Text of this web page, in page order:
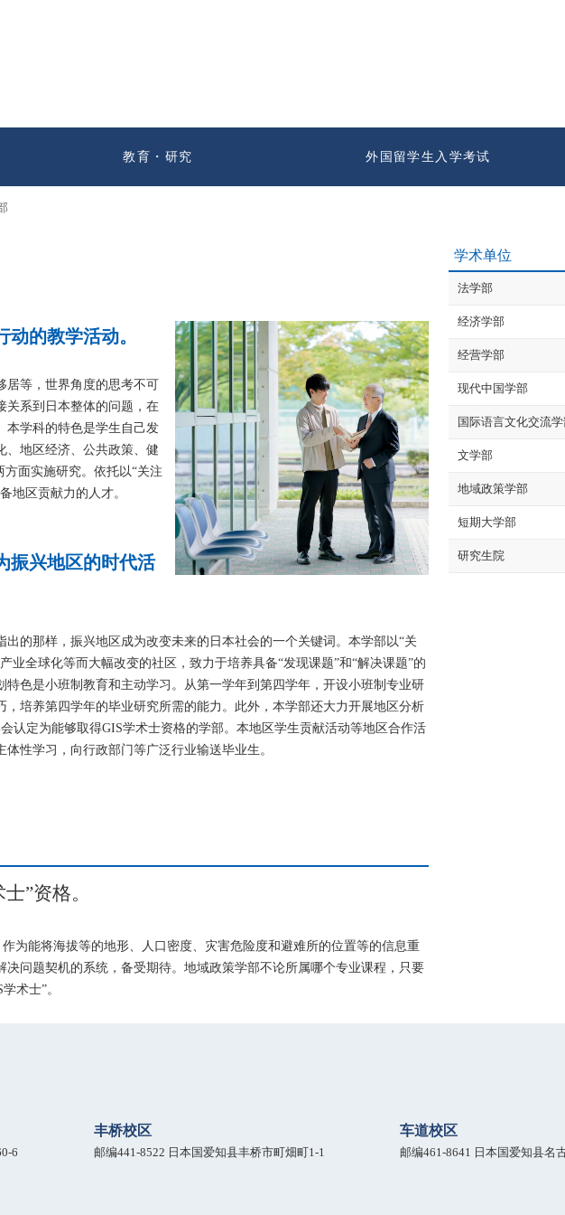
教育・研究 外国留学生入学考试
的教学活动。
居等，世界角度的思考不可
关系到日本整体的问题，在
本学科的特色是学生自己发
、地区经济、公共政策、健
面实施研究。依托以“关注
地区贡献力的人才。
振兴地区的时代活
的那样，振兴地区成为改变未来的日本社会的一个关键词。本学部以“关
业全球化等而大幅改变的社区，致力于培养具备“发现课题”和“解决课题”的
色是小班制教育和主动学习。从第一学年到第四学年，开设小班制专业研
培养第四学年的毕业研究所需的能力。此外，本学部还大力开展地区分析
认定为能够取得GIS学术士资格的学部。本地区学生贡献活动等地区合作活
性学习，向行政部门等广泛行业输送毕业生。
”资格。
作为能将海拔等的地形、人口密度、灾害危险度和避难所的位置等的信息重
问题契机的系统，备受期待。地域政策学部不论所属哪个专业课程，只要
术士”。
学术单位
法学部
经济学部
经营学部
现代中国学部
国际语言文化交流
文学部
地域政策学部
短期大学部
研究生院
6
丰桥校区
邮编441-8522 日本国爱知县丰桥市町畑町1-1
车道校区
邮编461-8641 日本国爱知县名